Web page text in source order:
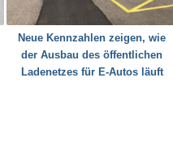
Neue Kennzahlen zeigen, wie
der Ausbau des öffentlichen
Ladenetzes für E-Autos läuft